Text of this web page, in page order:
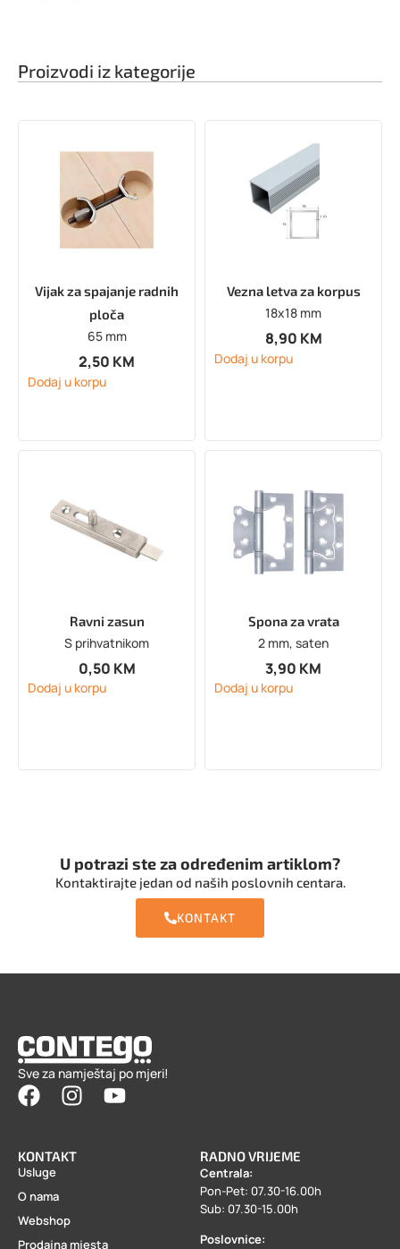
Proizvodi iz kategorije
Vijak za spajanje radnih
ploča
65 mm
2,50 KM
Dodaj u korpu
Vezna letva za korpus
18x18 mm
8,90 KM
Dodaj u korpu
Ravni zasun
S prihvatnikom
0,50 KM
Dodaj u korpu
Spona za vrata
2 mm, saten
3,90 KM
Dodaj u korpu
U potrazi ste za određenim artiklom?
Kontaktirajte jedan od naših poslovnih centara.
KONTAKT
Sve za namještaj po mjeri!
KONTAKT
Usluge
O nama
Webshop
Prodajna mjesta
RADNO VRIJEME
Centrala:
Pon-Pet: 07.30-16.00h
Sub: 07.30-15.00h
Poslovnice: